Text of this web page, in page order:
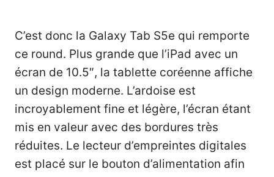
C’est donc la Galaxy Tab S5e qui remporte
ce round. Plus grande que l’iPad avec un
écran de 10.5″, la tablette coréenne affiche
un design moderne. L’ardoise est
incroyablement fine et légère, l’écran étant
mis en valeur avec des bordures très
réduites. Le lecteur d’empreintes digitales
est placé sur le bouton d’alimentation afin